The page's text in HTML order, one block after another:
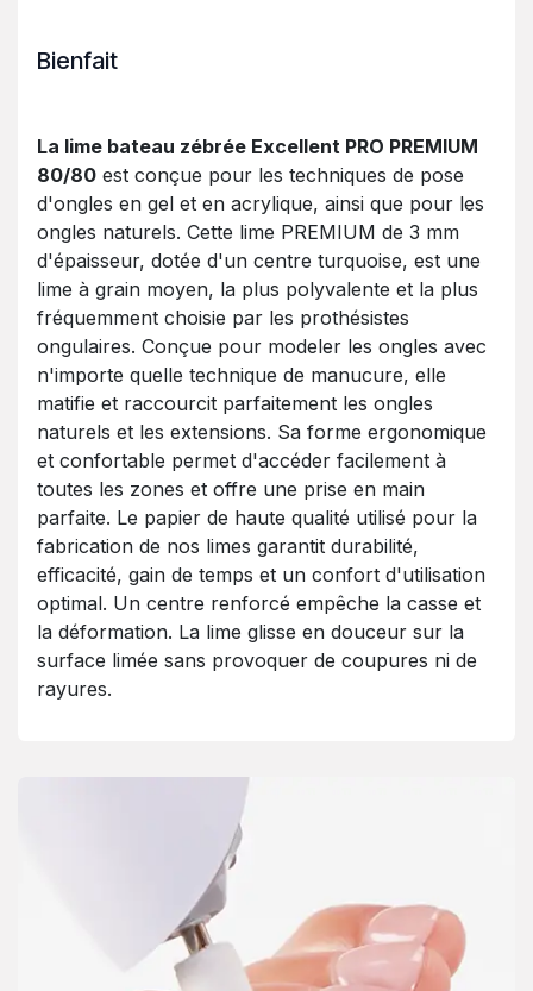
Bienfait
La lime bateau zébrée Excellent PRO PREMIUM
80/80 est conçue pour les techniques de pose
d'ongles en gel et en acrylique, ainsi que pour les
ongles naturels. Cette lime PREMIUM de 3 mm
d'épaisseur, dotée d'un centre turquoise, est une
lime à grain moyen, la plus polyvalente et la plus
fréquemment choisie par les prothésistes
ongulaires. Conçue pour modeler les ongles avec
n'importe quelle technique de manucure, elle
matifie et raccourcit parfaitement les ongles
naturels et les extensions. Sa forme ergonomique
et confortable permet d'accéder facilement à
toutes les zones et offre une prise en main
parfaite. Le papier de haute qualité utilisé pour la
fabrication de nos limes garantit durabilité,
efficacité, gain de temps et un confort d'utilisation
optimal. Un centre renforcé empêche la casse et
la déformation. La lime glisse en douceur sur la
surface limée sans provoquer de coupures ni de
rayures.